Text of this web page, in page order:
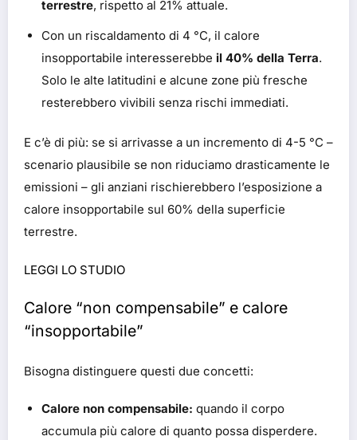
terrestre, rispetto al 21% attuale.
Con un riscaldamento di 4 °C, il calore
insopportabile interesserebbe il 40% della Terra.
Solo le alte latitudini e alcune zone più fresche
resterebbero vivibili senza rischi immediati.
E c’è di più: se si arrivasse a un incremento di 4-5 °C –
scenario plausibile se non riduciamo drasticamente le
emissioni – gli anziani rischierebbero l’esposizione a
calore insopportabile sul 60% della superficie
terrestre.
LEGGI LO STUDIO
Calore “non compensabile” e calore
“insopportabile”
Bisogna distinguere questi due concetti:
Calore non compensabile: quando il corpo
accumula più calore di quanto possa disperdere.